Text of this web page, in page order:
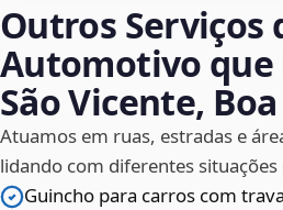
Outros Serviços
Automotivo que
São Vicente, Boa
Atuamos em ruas, estradas e
lidando com diferentes
Guincho para carros com